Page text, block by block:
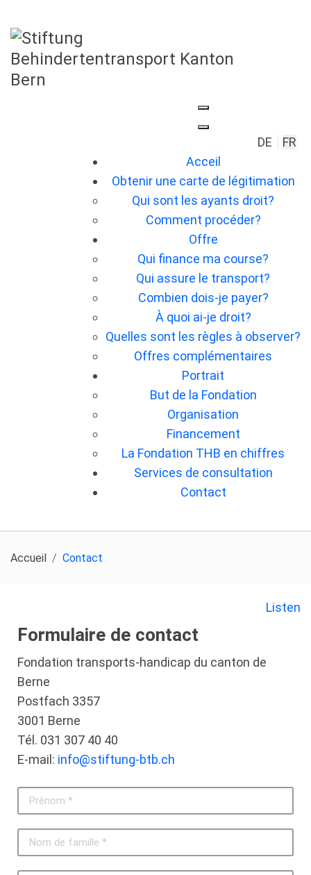
DE
FR
Acceil
Obtenir une carte de légitimation
Qui sont les ayants droit?
Comment procéder?
Offre
Qui finance ma course?
Qui assure le transport?
Combien dois-je payer?
À quoi ai-je droit?
Quelles sont les règles à observer?
Offres complémentaires
Portrait
But de la Fondation
Organisation
Financement
La Fondation THB en chiffres
Services de consultation
Contact
Accueil Contact
Listen
Formulaire de contact
Fondation transports-handicap du canton de
Berne
Postfach 3357
3001 Berne
Tél. 031 307 40 40
E-mail: info@stiftung-btb.ch